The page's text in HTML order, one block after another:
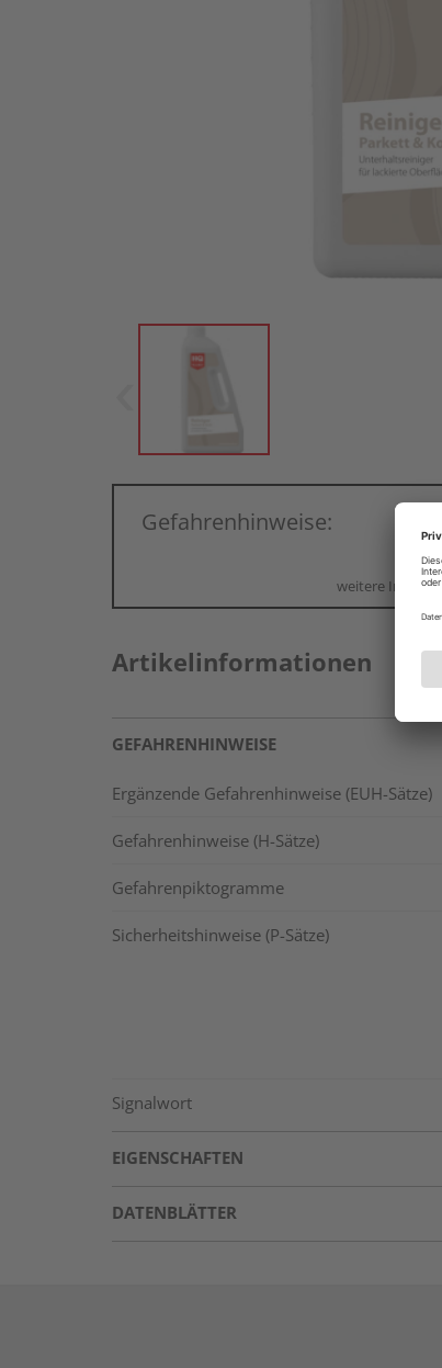
Gefahrenhinweise:
weitere
Artikelinformationen
GEFAHRENHINWEISE
Ergänzende Gefahrenhinweise (EUH-Sätze)
Gefahrenhinweise (H-Sätze)
Gefahrenpiktogramme
Sicherheitshinweise (P-Sätze)
Signalwort
EIGENSCHAFTEN
DATENBLÄTTER